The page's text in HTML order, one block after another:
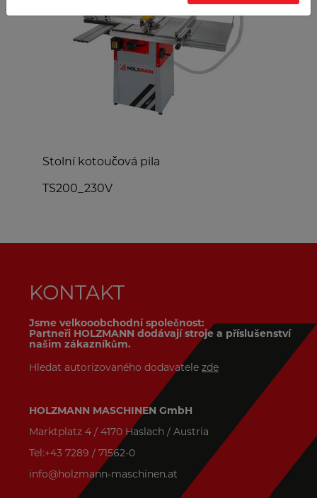
Stolní kotoučová pila
TS200_230V
KONTAKT
Jsme velkooobchodní společnost:
Partneři HOLZMANN dodávají stroje a příslušenství
našim zákazníkům.
Hledat autorizovaného dodavatele zde
HOLZMANN MASCHINEN GmbH
Marktplatz 4 / 4170 Haslach / Austria
Tel:+43 7289 / 71562-0
info@holzmann-maschinen.at